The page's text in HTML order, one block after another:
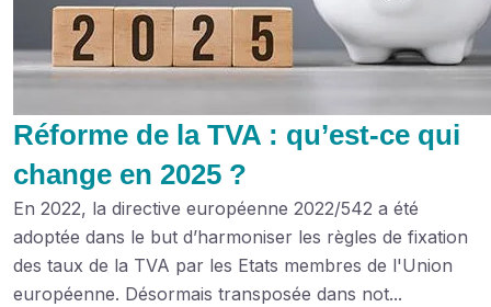
Réforme de la TVA : qu’est-ce qui
change en 2025 ?
En 2022, la directive européenne 2022/542 a été
adoptée dans le but d’harmoniser les règles de fixation
des taux de la TVA par les Etats membres de l'Union
européenne. Désormais transposée dans not...